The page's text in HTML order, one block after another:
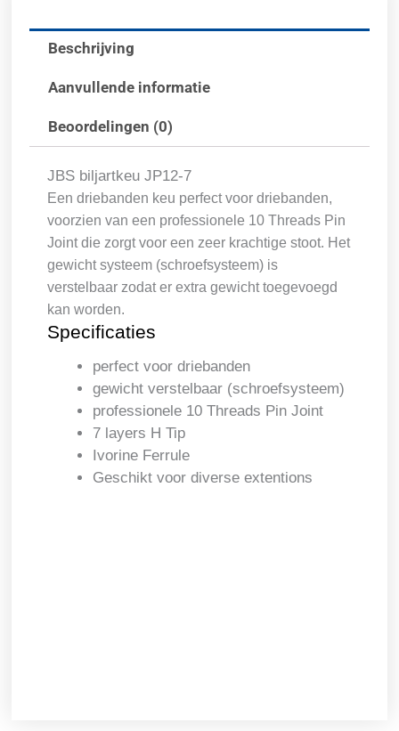
Beschrijving
Aanvullende informatie
Beoordelingen (0)
JBS biljartkeu JP12-7
Een driebanden keu perfect voor driebanden,
voorzien van een professionele 10 Threads Pin
Joint die zorgt voor een zeer krachtige stoot. Het
gewicht systeem (schroefsysteem) is
verstelbaar zodat er extra gewicht toegevoegd
kan worden.
Specificaties
perfect voor driebanden
gewicht verstelbaar (schroefsysteem)
professionele 10 Threads Pin Joint
7 layers H Tip
Ivorine Ferrule
Geschikt voor diverse extentions